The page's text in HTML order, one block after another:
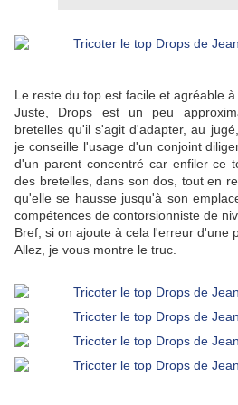
Le reste du top est facile et agréable à
Juste, Drops est un peu
bretelles qu'il s'agit d'adapter, au
je conseille l'usage d'un conjoint
d'un parent concentré car enfiler ce
des bretelles, dans son dos, tout en
qu'elle se hausse jusqu'à son
compétences de contorsionniste de
Bref, si on ajoute à cela l'erreur d'une
Allez, je vous montre le truc.